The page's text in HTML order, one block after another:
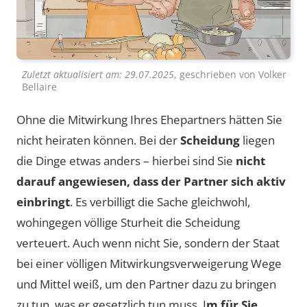
Zuletzt aktualisiert am: 29.07.2025, geschrieben von Volker
Bellaire
Ohne die Mitwirkung Ihres Ehepartners hätten Sie
nicht heiraten können. Bei derScheidung liegen
die Dinge etwas anders – hierbei sind Sie nicht
darauf angewiesen, dass der Partner sich aktiv
einbringt. Es verbilligt die Sache gleichwohl,
wohingegen völlige Sturheit die Scheidung
verteuert. Auch wenn nicht Sie, sondern der Staat
bei einer völligen Mitwirkungsverweigerung Wege
und Mittel weiß, um den Partner dazu zu bringen